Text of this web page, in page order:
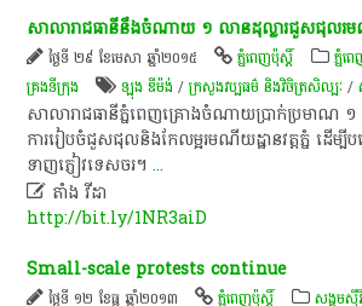
សាលា​រាជធានី​នឹង​ចំណាយ ១ លាន​ដុល្លារ​ជួសជុល​រមណី
ថ្ងៃទី ២៩ ខែមេសា ឆ្នាំ២០១៥ ភ្នំពេញប៉ុស្តិ៍ ភ្នំព
គ្រងទីក្រុង
ឡុង ឌីម៉ង់ /ក្រសួងវប្បធម៌ និងវិចិត្រសិល្បៈ /
សាលា​រាជធានី​ភ្នំពេញ​គ្រោង​ចំណាយ​ប្រាក់​ប្រមាណ ១ ល
ការ​រៀបចំ​ជួសជុល​និង​កែលម្អ​រមណីយដ្ឋាន​វត្ត​ភ្នំ ដើម្
ទាញ​ភ្ញៀវ​ទេសចរ។...
 តាំង វីដា
http://bit.ly/1NR3aiD
Small-scale protests continue
ថ្ងៃទី ១២ ខែធ្នូ ឆ្នាំ២០១៣ ភ្នំពេញប៉ុស្តិ៍ សង្គម